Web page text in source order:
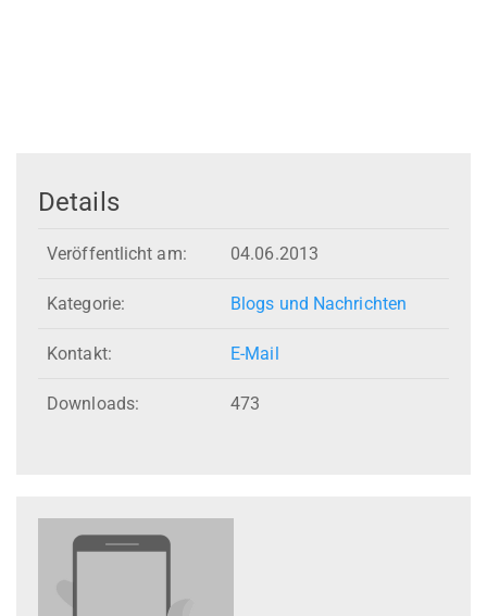
Details
Veröffentlicht am: 04.06.2013
Kategorie: Blogs und Nachrichten
Kontakt: E-Mail
Downloads: 473